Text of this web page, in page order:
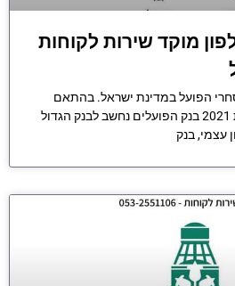
מוקד שירות לקוחות
הפועל במדינת ישראל. בהתאם
לדוחות הכספיים של שנת 2021 בנק הפועלים נחשב לבנק הגדול
עצמי, בנק